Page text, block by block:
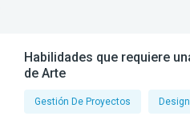
Habilidades que requiere
de Arte
Gestión De Proyectos